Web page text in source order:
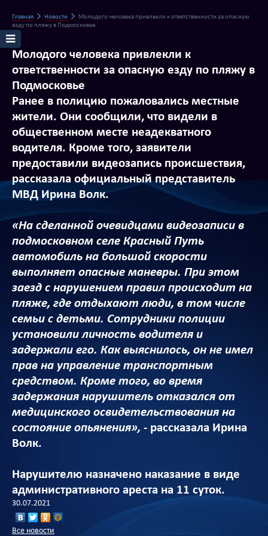
Главная Новости
Молодого человека привлекли к ответственности за опасную
езду по пляжу в Подмосковье
Молодого человека привлекли к
ответственности за опасную езду по пляжу в
Подмосковье
Ранее в полицию пожаловались местные
жители. Они сообщили, что видели в
общественном месте неадекватного
водителя. Кроме того, заявители
предоставили видеозапись происшествия,
рассказала официальный представитель
МВД Ирина Волк.
«На сделанной очевидцами видеозаписи в
подмосковном селе Красный Путь
автомобиль на большой скорости
выполняет опасные маневры. При этом
заезд с нарушением правил происходит на
пляже, где отдыхают люди, в том числе
семьи с детьми. Сотрудники полиции
установили личность водителя и
задержали его. Как выяснилось, он не имел
прав на управление транспортным
средством. Кроме того, во время
задержания нарушитель отказался от
медицинского освидетельствования на
состояние опьянения», - рассказала Ирина
Волк.
Нарушителю назначено наказание в виде
административного ареста на 11 суток.
30.07.2021
Все новости